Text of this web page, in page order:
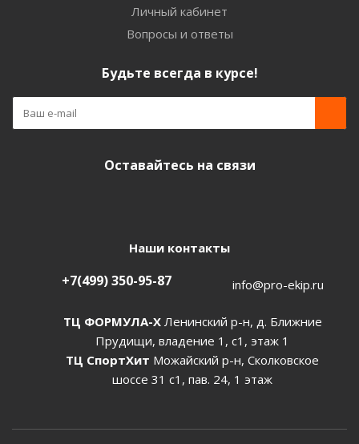
Личный кабинет
Вопросы и ответы
Будьте всегда в курсе!
Оставайтесь на связи
Наши контакты
+7(499) 350-95-87 info@pro-ekip.ru
ТЦ ФОРМУЛА-ХЛенинский р-н, д. Ближние
Прудищи, владение 1, с1, этаж 1
ТЦ СпортХит Можайский р-н, Сколковское
шоссе 31 с1, пав. 24, 1 этаж